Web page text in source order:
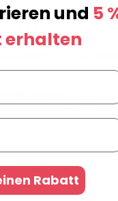
ist?
entsperrt ist. Folge
Siehst du mehrere
und 5
erhalten
Rabatt